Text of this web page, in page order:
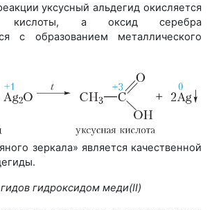
уксусный альдегид окисляется
кислоты, а оксид серебра
с образованием металлического
зеркала» является качественной
гидроксидом меди(II)